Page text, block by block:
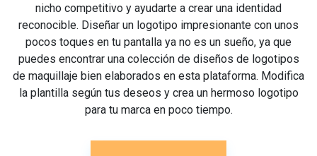
nicho competitivo y ayudarte a crear una identidad
reconocible. Diseñar un logotipo impresionante con unos
pocos toques en tu pantalla ya no es un sueño, ya que
puedes encontrar una colección de diseños de logotipos
de maquillaje bien elaborados en esta plataforma. Modifica
la plantilla según tus deseos y crea un hermoso logotipo
para tu marca en poco tiempo.